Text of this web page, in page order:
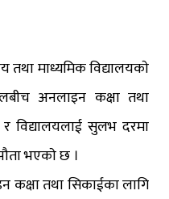
तथा माध्यमिक विद्यालयकाे
अनलाइन कक्षा तथा
र विद्यालयलाई सुलभ दरमा
भएकाे छ ।
तथा सिकाईका लागि